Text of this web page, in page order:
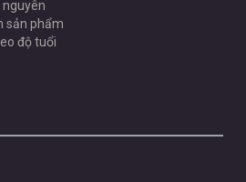
nguyên
sản phẩm
độ tuổi